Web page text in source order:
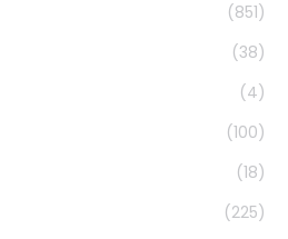
(851)
(38)
(4)
(100)
(18)
(225)